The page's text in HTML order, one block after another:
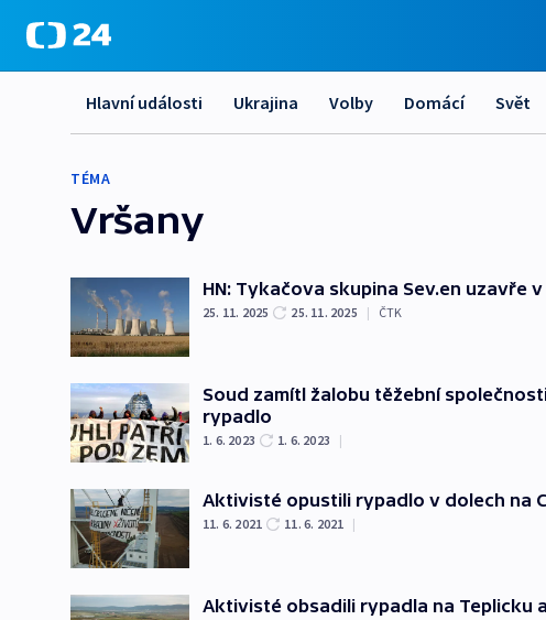
Hlavní události Ukrajina Volby Domácí Svět
TÉMA
Vršany
HN: Tykačova skupina Sev.en uzavře
25. 11. 2025 25. 11. 2025 | ČTK
Soud zamítl žalobu těžební
rypadlo
1. 6. 2023 1. 6. 2023 |
Aktivisté opustili rypadlo v dolech na
11. 6. 2021 11. 6. 2021 |
Aktivisté obsadili rypadla na Teplicku